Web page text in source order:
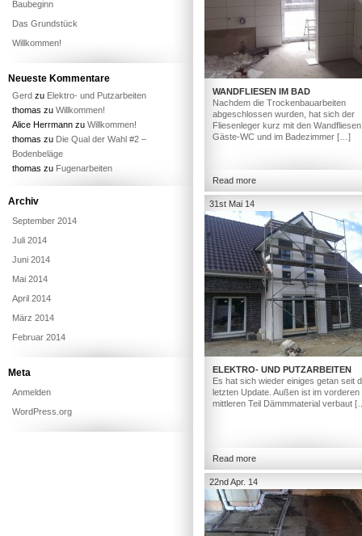
WANDFLIESEN IM BAD
Nachdem die Trockenbauarbeiten
abgeschlossen wurden, hat sich der
Fliesenleger kurz mit den
Gäste-WC und im Badezimmer […]
Read more
31st Mai 14
ELEKTRO- UND PUTZARBEITEN
Es hat sich wieder einiges getan seit
letzten Update. Außen ist im vorderen
mittleren Teil Dämmmaterial verbaut
Read more
22nd Apr. 14
Baubeginn
Das Grundstück
Willkommen!
Neueste Kommentare
Gerd zu Elektro- und Putzarbeiten
thomas zu Willkommen!
Alice Herrmann zu Willkommen!
thomas zu Die Qual der Wahl #2 –
Bodenbeläge
thomas zu Fugenarbeiten
Archiv
September 2014
Juli 2014
Juni 2014
Mai 2014
April 2014
März 2014
Februar 2014
Meta
Anmelden
WordPress.org